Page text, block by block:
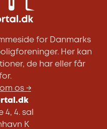
for Danmarks
Her kan
de har eller får
os →
4. sal
K